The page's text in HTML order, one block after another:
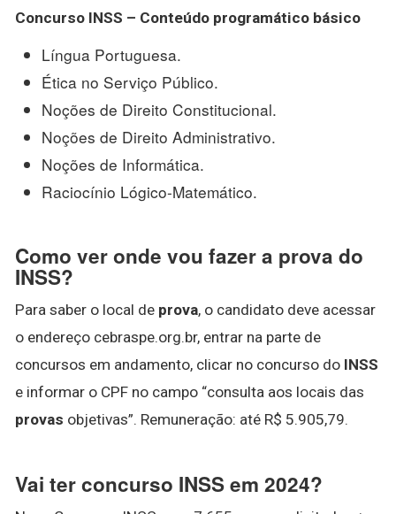
Concurso INSS – Conteúdo programático básico
Língua Portuguesa.
Ética no Serviço Público.
Noções de Direito Constitucional.
Noções de Direito Administrativo.
Noções de Informática.
Raciocínio Lógico-Matemático.
Como ver onde vou fazer a prova do
INSS?
Para saber o local de prova, o candidato deve acessar
o endereço cebraspe.org.br, entrar na parte de
concursos em andamento, clicar no concurso do INSS
e informar o CPF no campo “consulta aos locais das
provas objetivas”. Remuneração: até R$ 5.905,79.
Vai ter concurso INSS em 2024?